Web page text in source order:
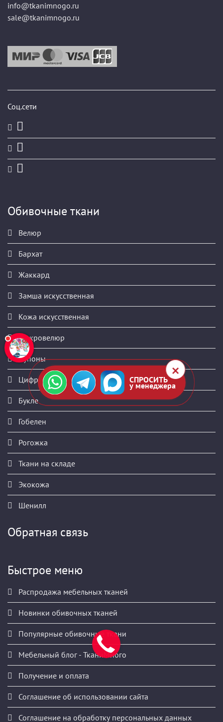
СПРОСИТЬ
у менеджера
info@tkanimnogo.ru
sale@tkanimnogo.ru
Соц.сети
Обивочные ткани
Велюр
Бархат
Жаккард
Замша искусственная
Кожа искусственная
Микровелюр
Купоны
Цифровая печать
Букле
Гобелен
Рогожка
Ткани на складе
Экокожа
Шенилл
Обратная связь
Быстрое меню
Распродажа мебельных тканей
Новинки обивочных тканей
Популярные обивочные ткани
Мебельный блог - ТканиМного
Получение и оплата
Соглашение об использовании сайта
Соглашение на обработку персональных данных